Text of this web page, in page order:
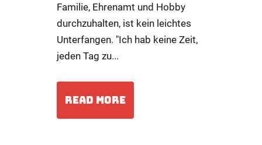
Familie, Ehrenamt und Hobby
durchzuhalten, ist kein leichtes
Unterfangen. "Ich hab keine Zeit,
jeden Tag zu...
READ MORE